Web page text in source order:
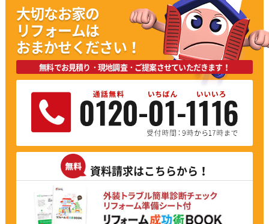
うございました。
担当：京滋第2支店
2026年7月10日
職人の皆さんはどなたもマナーも仕事も良かっ
たです。最後に出来上がりを見上げて満足そう
な笑顔をされたので、仕事内容を信頼できまし
た。
2026年7月10日
担当者さんの圧が強くなく、説明も丁寧でとて
も良かったです。職人さんも感じの良い方でし
た。細かく連絡して下さり、工事のチェックも
大切なお家の
リフォームは
おまかせください！
無料でお見積り・現地調査・ご提案させていただきます！
資料請求はこちらから！